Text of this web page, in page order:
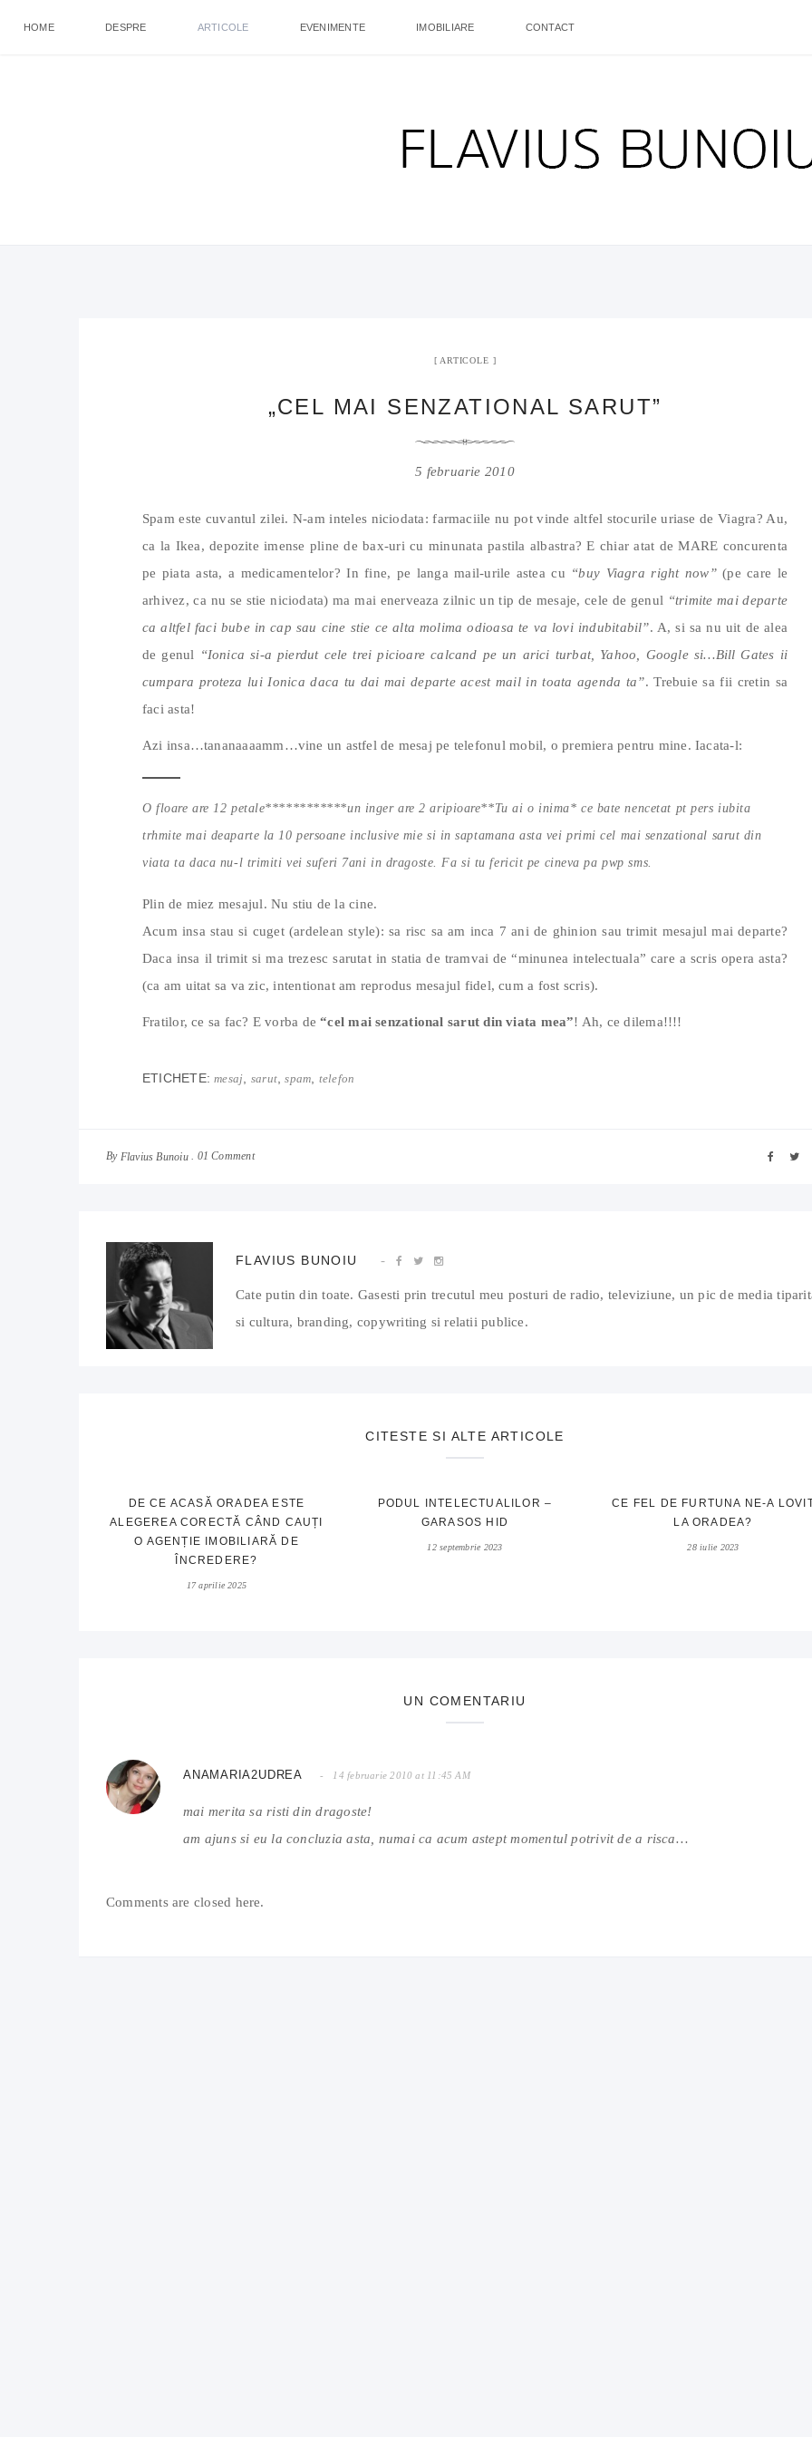
HOME DESPRE ARTICOLE EVENIMENTE IMOBILIARE CONTACT
ARTICOLE
„CEL MAI SENZATIONAL SARUT”
5 februarie 2010
Spam este cuvantul zilei. N-am inteles niciodata: farmaciile nu pot vinde altfel stocurile uriase de Viagra? Au,
ca la Ikea, depozite imense pline de bax-uri cu minunata pastila albastra? E chiar atat de MARE concurenta
pe piata asta, a medicamentelor? In fine, pe langa mail-urile astea cu “buy Viagra right now”(pe care le
arhivez, ca nu se stie niciodata) ma mai enerveaza zilnic un tip de mesaje, cele de genul “trimite mai departe
ca altfel faci bube in cap sau cine stie ce alta molima odioasa te va lovi indubitabil”. A, si sa nu uit de alea
de genul
“Ionica si-a pierdut cele trei picioare calcand pe un arici turbat, Yahoo, Google si…Bill Gates ii
cumpara proteza lui Ionica daca tu dai mai departe acest mail in toata agenda ta”. Trebuie sa fii cretin sa
faci asta!
Azi insa…tananaaaamm…vine un astfel de mesaj pe telefonul mobil, o premiera pentru mine. Iacata-l:
O floare are 12 petale************un inger are 2 aripioare**Tu ai o inima* ce bate nencetat pt pers iubita
trhmite mai deaparte la 10 persoane inclusive mie si in saptamana asta vei primi cel mai senzational sarut din
viata ta daca nu-l trimiti vei suferi 7ani in dragoste. Fa si tu fericit pe cineva pa pwp sms.
Plin de miez mesajul. Nu stiu de la cine.
Acum insa stau si cuget (ardelean style): sa risc sa am inca 7 ani de ghinion sau trimit mesajul mai departe?
Daca insa il trimit si ma trezesc sarutat in statia de tramvai de “minunea intelectuala” care a scris opera asta?
(ca am uitat sa va zic, intentionat am reprodus mesajul fidel, cum a fost scris).
Fratilor, ce sa fac? E vorba de“cel mai senzational sarut din viata mea”! Ah, ce dilema!!!!
ETICHETE:mesaj sarut,spam telefon
By Flavius Bunoiu 01 Comment
FLAVIUS BUNOIU
Cate putin din toate. Gasesti prin trecutul meu posturi de radio, televiziune, un pic de media
si cultura, branding, copywriting si relatii publice.
CITESTE SI ALTE ARTICOLE
DE CE ACASĂ ORADEA ESTE
ALEGEREA CORECTĂ CÂND CAUȚI
O AGENȚIE IMOBILIARĂ DE
ÎNCREDERE?
17 aprilie 2025
PODUL INTELECTUALILOR –
GARASOS HID
12 septembrie 2023
CE FEL DE FURTUNA NE-A
LA ORADEA?
28 iulie 2023
UN COMENTARIU
ANAMARIA2UDREA 14 februarie 2010 at 11:45 AM
mai merita sa risti din dragoste!
am ajuns si eu la concluzia asta, numai ca acum astept momentul potrivit de a risca…
Comments are closed here.